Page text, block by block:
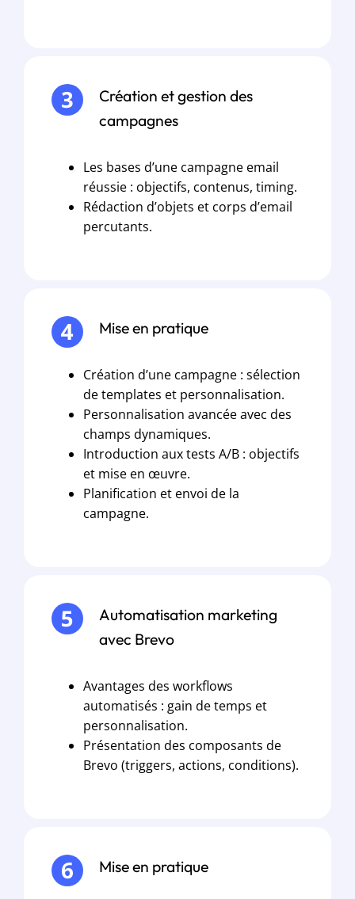
Création et gestion des
campagnes
Les bases d’une campagne email
réussie : objectifs, contenus, timing.
Rédaction d’objets et corps d’email
percutants.
Mise en pratique
Création d’une campagne : sélection
de templates et personnalisation.
Personnalisation avancée avec des
champs dynamiques.
Introduction aux tests A/B : objectifs
et mise en œuvre.
Planification et envoi de la
campagne.
Automatisation marketing
avec Brevo
Avantages des workflows
automatisés : gain de temps et
personnalisation.
Présentation des composants de
Brevo (triggers, actions, conditions).
Mise en pratique